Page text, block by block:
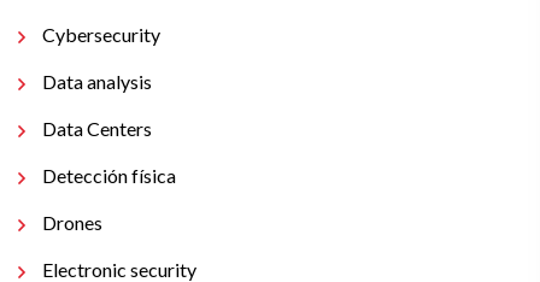
Cybersecurity
Data analysis
Data Centers
Detección física
Drones
Electronic security